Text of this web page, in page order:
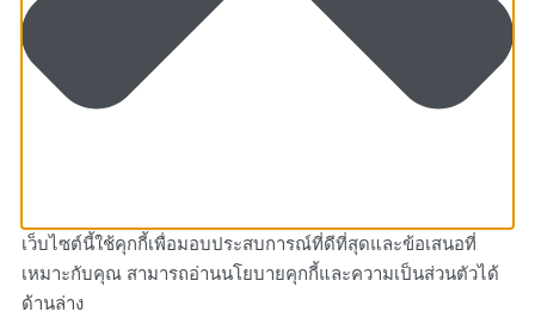
เว็บไซต์นี้ใช้คุกกี้เพื่อมอบประสบการณ์ที่ดีที่สุดและข้อเสนอที่
เหมาะกับคุณ สามารถอ่านนโยบายคุกกี้และความเป็นส่วนตัวได้
ด้านล่าง